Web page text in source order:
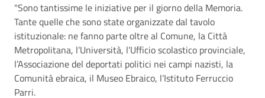
"Sono tantissime le iniziative per il giorno della Memoria.
Tante quelle che sono state organizzate dal tavolo
istituzionale: ne fanno parte oltre al Comune, la Città
Metropolitana, l’Università, l’Ufficio scolastico provinciale,
l’Associazione del deportati politici nei campi nazisti, la
Comunità ebraica, il Museo Ebraico, l’Istituto Ferruccio
Parri.